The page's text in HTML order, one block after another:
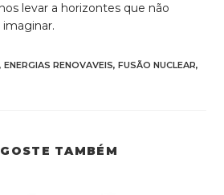
levar a horizontes que não
, ENERGIAS RENOVAVEIS, FUSÃO NUCLEAR,
TAMBÉM